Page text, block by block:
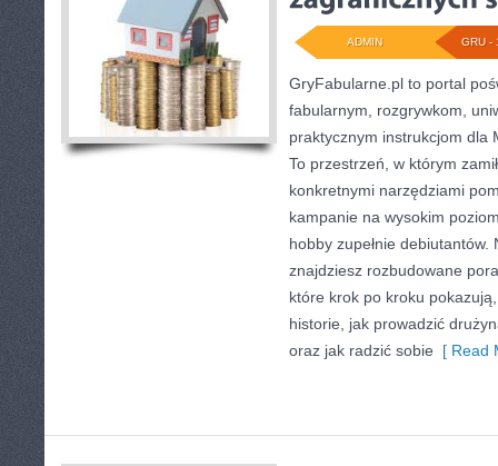
GRU -
ADMIN
GryFabularne.pl to portal
fabularnym, rozgrywkom,
praktycznym instrukcjom dla
To przestrzeń, w którym
konkretnymi narzędziami
kampanie na wysokim
hobby zupełnie
znajdziesz rozbudowane
które krok po kroku
historie, jak prowadzić
oraz jak radzić sobie [ Read